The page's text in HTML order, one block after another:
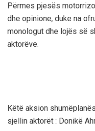
Përmes pjesës
dhe opinione, duke na
monologut dhe lojës së
aktorëve.
Këtë aksion
sjellin aktorët : Donikë